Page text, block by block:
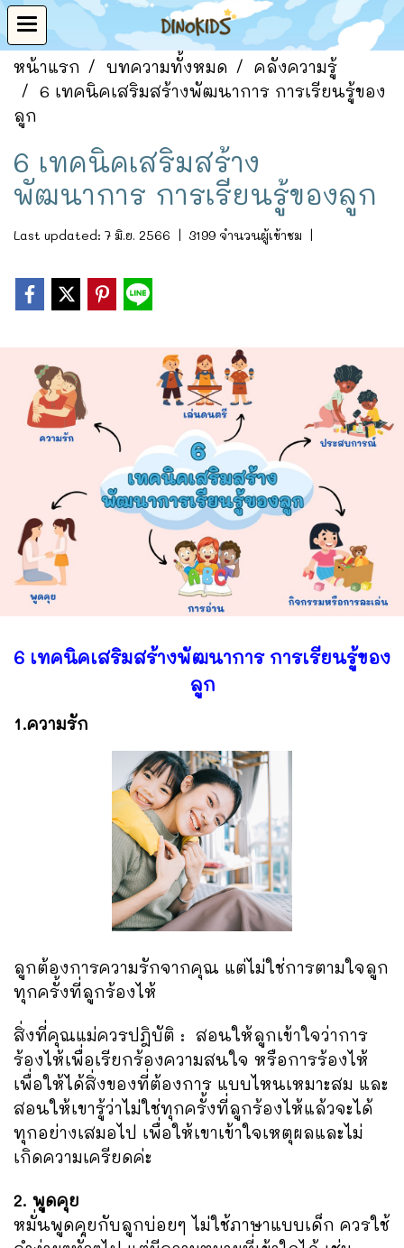
หน้าแรก บทความทั้งหมด
คลังความรู้
6 เทคนิคเสริมสร้างพัฒนาการ การเรียนรู้ของ
ลูก
6 เทคนิคเสริมสร้าง
พัฒนาการ การเรียนรู้ของลูก
Last updated: 7 มิ.ย. 2566 | 3199 จำนวนผู้เข้าชม |
6 เทคนิคเสริมสร้างพัฒนาการ การเรียนรู้ของ
ลูก
1.ความรัก
ลูกต้องการความรักจากคุณ แต่ไม่ใช่การตามใจลูก
ทุกครั้งที่ลูกร้องไห้
สิ่งที่คุณแม่ควรปฎิบัติ : สอนให้ลูกเข้าใจว่าการ
ร้องไห้เพื่อเรียกร้องความสนใจ หรือการร้องไห้
เพื่อให้ได้สิ่งของที่ต้องการ แบบไหนเหมาะสม และ
สอนให้เขารู้ว่าไม่ใช่ทุกครั้งที่ลูกร้องไห้แล้วจะได้
ทุกอย่างเสมอไป เพื่อให้เขาเข้าใจเหตุผลและไม่
เกิดความเครียดค่ะ
2. พูดคุย
หมั่นพูดคุยกับลูกบ่อยๆ ไม่ใช้ภาษาแบบเด็ก ควรใช้